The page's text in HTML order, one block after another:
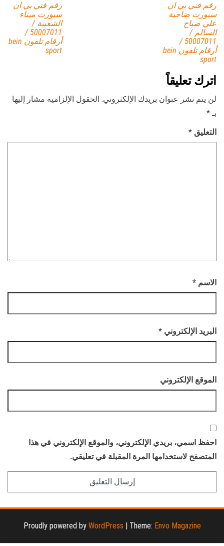
رقم فني بي ان
سبورت ميناء
الشعيبة /
50007011 /
أرقام تلفون bein
sport
رقم فني بي ان
سبورت ضاحية
علي صباح
السالم /
50007011 /
أرقام تلفون bein
sport
اترك تعليقاً
لن يتم نشر عنوان بريدك الإلكتروني. الحقول الإلزامية مشار إليها
بـ*
التعليق *
الاسم *
البريد الإلكتروني *
الموقع الإلكتروني
احفظ اسمي، بريدي الإلكتروني، والموقع الإلكتروني في هذا
المتصفح لاستخدامها المرة المقبلة في تعليقي.
Proudly powered by WordPress | Theme: Envo Magazine